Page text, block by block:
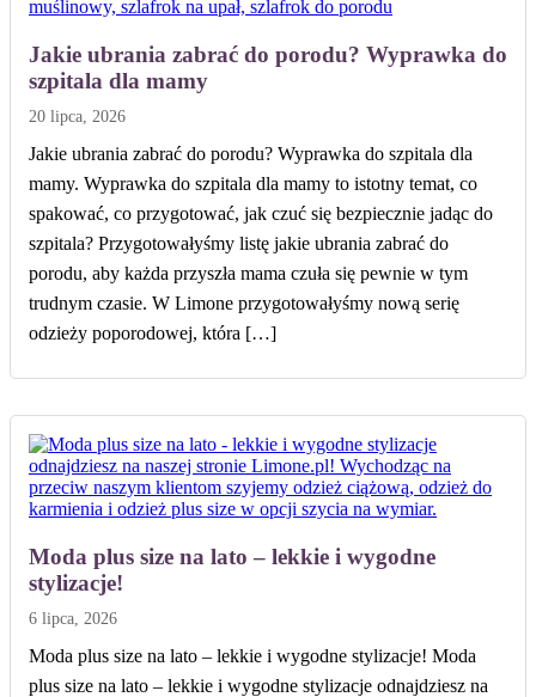
Jakie ubrania zabrać do porodu? Wyprawka do
szpitala dla mamy
20 lipca, 2026
Jakie ubrania zabrać do porodu? Wyprawka do szpitala dla
mamy. Wyprawka do szpitala dla mamy to istotny temat, co
spakować, co przygotować, jak czuć się bezpiecznie jadąc do
szpitala? Przygotowałyśmy listę jakie ubrania zabrać do
porodu, aby każda przyszła mama czuła się pewnie w tym
trudnym czasie. W Limone przygotowałyśmy nową serię
odzieży poporodowej, która […]
Moda plus size na lato – lekkie i wygodne
stylizacje!
6 lipca, 2026
Moda plus size na lato – lekkie i wygodne stylizacje! Moda
plus size na lato – lekkie i wygodne stylizacje odnajdziesz na